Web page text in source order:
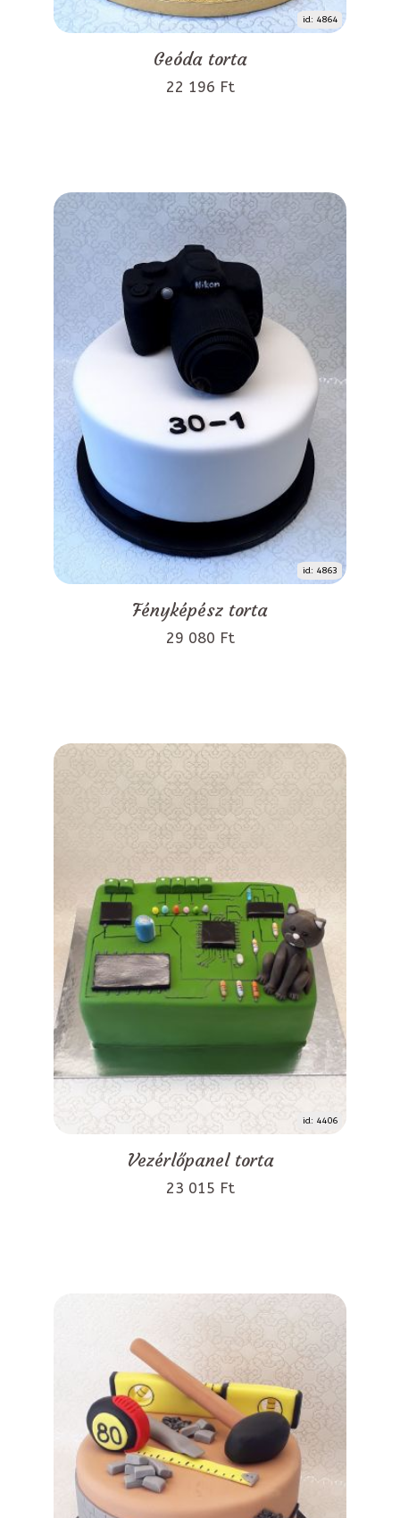
id: 4864
Geóda torta
22 196 Ft
id: 4863
Fényképész torta
29 080 Ft
id: 4406
Vezérlőpanel torta
23 015 Ft